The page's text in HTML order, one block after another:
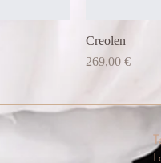
Creolen
Preis
269,00 €